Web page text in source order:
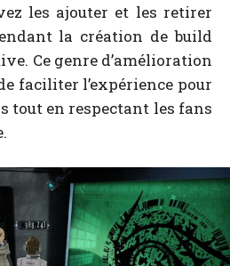
les ajouter et les retirer
la création de build
Ce genre d’amélioration
faciliter l’expérience pour
tout en respectant les fans